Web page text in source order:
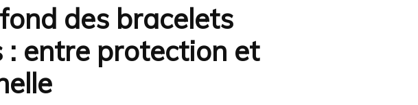
des bracelets
entre protection et